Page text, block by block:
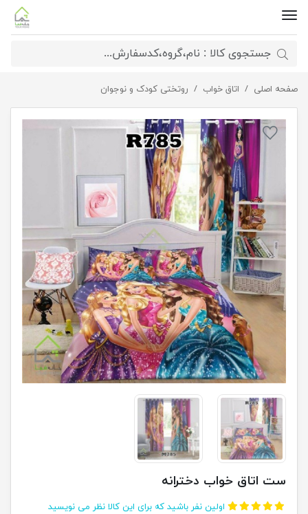
صفحه اصلی اتاق خواب روتختی کودک و نوجوان ست اتاق خواب دخترانه
ست اتاق خواب دخترانه
اولین نفر باشید که برای این کالا نظر می نویسید